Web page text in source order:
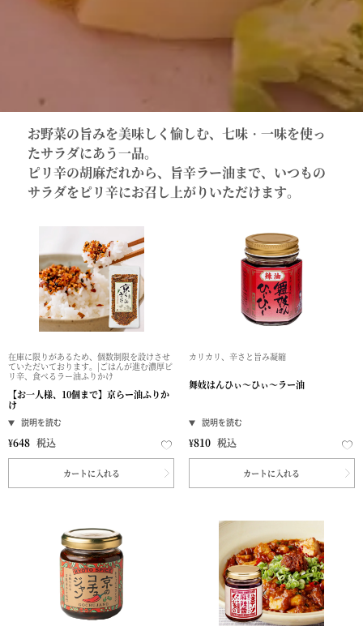
お野菜の旨みを美味しく愉しむ、七味・一味を使っ
たサラダにあう一品。
ピリ辛の胡麻だれから、旨辛ラー油まで、いつもの
サラダをピリ辛にお召し上がりいただけます。
在庫に限りがあるため、個数制限を設けさせ
ていただいております。|ごはんが進む濃厚ピ
リ辛、食べるラー油ふりかけ
【お一人様、10個まで】京らー油ふりか
け
¥648 税込
カートに入れる
カリカリ、辛さと旨み凝縮
舞妓はんひぃ～ひぃ～ラー油
¥810 税込
カートに入れる